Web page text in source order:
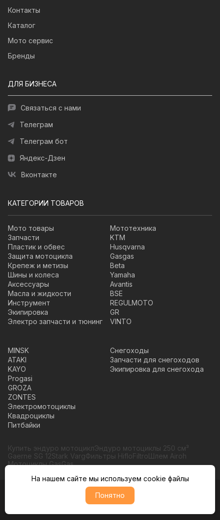
Контакты
Каталог
Мото сервис
Бренды
ДЛЯ БИЗНЕСА
Связаться с нами
Телеграм
Телеграм бот
Яндекс-Дзен
Вконтакте
КАТЕГОРИИ ТОВАРОВ
Мото товары
Запчасти
Пластик и обвес
Защита мотоцикла
Крепеж и метизы
Шины и колеса
Аксессуары
Масла и жидкости
Инструмент
Экипировка
Электро запчасти и тюнинг
Мототехника
KTM
Husqvarna
Gasgas
Beta
Yamaha
Avantis
BSE
REGULMOTO
GR
VINTO
MINSK
ATAKI
KAYO
Progasi
GROZA
ZONTES
Электромотоциклы
Квадроциклы
Питбайки
Снегоходы
Запчасти для снегоходов
Экипировка для снегохода
Купить эндуро мотоциклЭндуро мотоциклы 250 см³
Gaerne SG 12Stark VargФильтры HifloFiltroШлем Airoh
Мотоциклы GasGas
© Moto365, Все права защищены
Политика обратботки персональных данных
На нашем сайте мы используем cookie файлы
Понятно